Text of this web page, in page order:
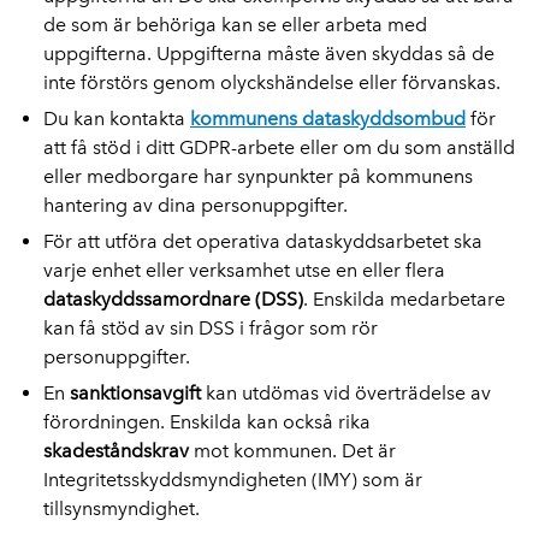
de som är behöriga kan se eller arbeta med
uppgifterna. Uppgifterna måste även skyddas så de
inte förstörs genom olyckshändelse eller förvanskas.
Du kan kontakta kommunens dataskyddsombud för
att få stöd i ditt GDPR-arbete eller om du som anställd
eller medborgare har synpunkter på kommunens
hantering av dina personuppgifter.
För att utföra det operativa dataskyddsarbetet ska
varje enhet eller verksamhet utse en eller flera
dataskyddssamordnare (DSS). Enskilda medarbetare
kan få stöd av sin DSS i frågor som rör
personuppgifter.
En sanktionsavgiftkan utdömas vid överträdelse av
förordningen. Enskilda kan också rika
skadeståndskravmot kommunen. Det är
Integritetsskyddsmyndigheten (IMY) som är
tillsynsmyndighet.